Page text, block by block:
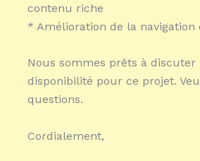
contenu riche
* Amélioration de la navigation
Nous sommes prêts à
disponibilité pour ce projet.
questions.
Cordialement,